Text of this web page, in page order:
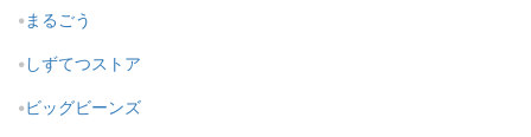
まるごう
しずてつストア
ビッグビーンズ